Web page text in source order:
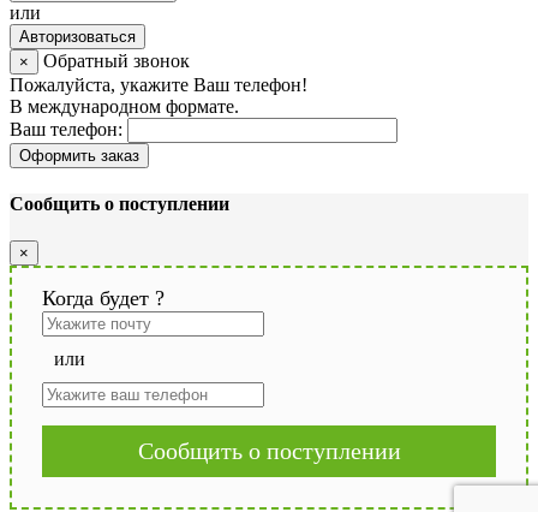
или
Авторизоваться
×
Обратный звонок
Пожалуйста, укажите Ваш телефон!
В международном формате.
Ваш телефон:
Оформить заказ
Сообщить о поступлении
×
Когда будет ?
или
Сообщить о поступлении